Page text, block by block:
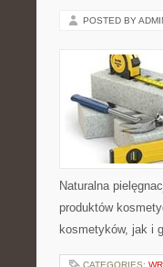
POSTED BY
Naturalna
produktów
kosmetyków, jak i
CATEGORIES: